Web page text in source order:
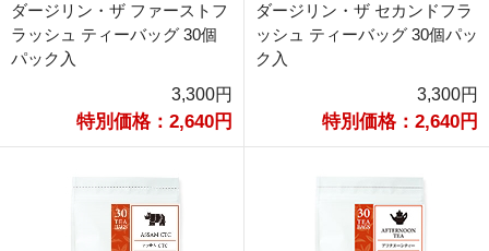
ダージリン・ザ ファーストフ
ラッシュ ティーバッグ 30個
パック入
3,300円
特別価格：2,640円
ダージリン・ザ セカンドフラ
ッシュ ティーバッグ 30個パッ
ク入
3,300円
特別価格：2,640円